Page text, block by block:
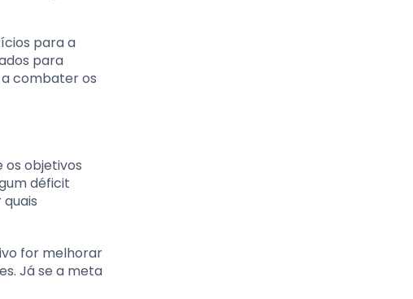
para a
para
a combater os
os objetivos
déficit
for melhorar
Já se a meta